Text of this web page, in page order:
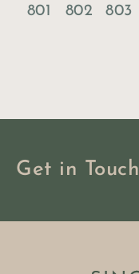
801 802 803
Get in Touch